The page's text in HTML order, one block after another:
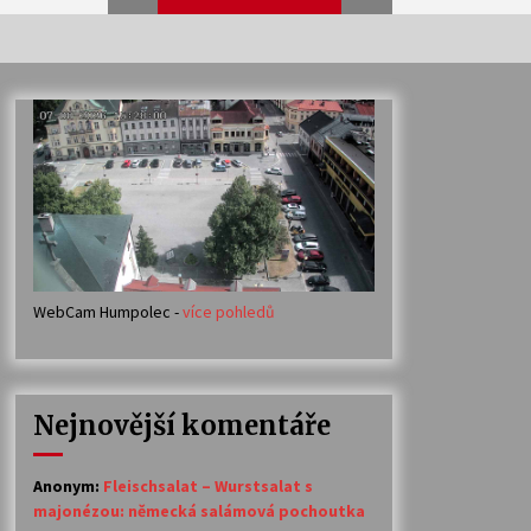
Veselí muzikanti
30. 7. 2026
Votavžatský ploty
23. 7. 2026
14. 7. 2026
30. 6. 2026
WebCam Humpolec -více pohledů
Nejnovější komentáře
Anonym: Fleischsalat – Wurstsalat s
majonézou: německá salámová pochoutka